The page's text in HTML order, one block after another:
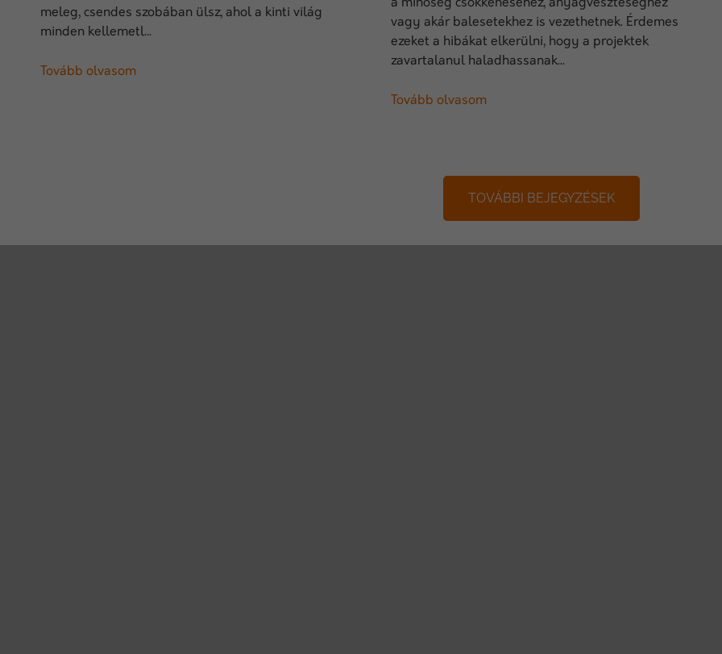
meleg, csendes szobában ülsz, ahol a kinti világ
minden kellemetl...
Tovább olvasom
a minőség csökkenéséhez, anyagveszteséghez
vagy akár balesetekhez is vezethetnek. Érdemes
ezeket a hibákat elkerülni, hogy a projektek
zavartalanul haladhassanak...
Tovább olvasom
TOVÁBBI BEJEGYZÉSEK